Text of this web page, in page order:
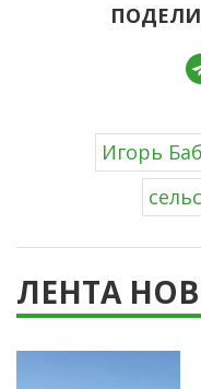
Игорь
ЛЕНТА